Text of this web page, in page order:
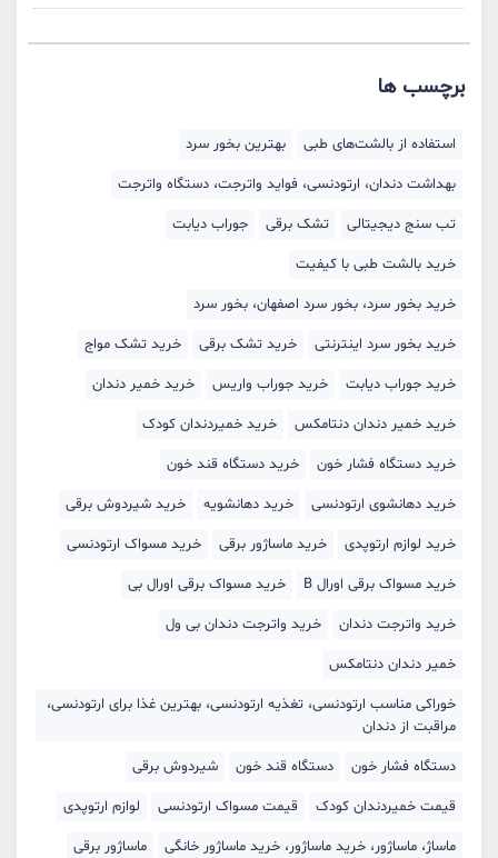
برچسب ها
استفاده از بالشت‌های طبی
بهترین بخور سرد
بهداشت دندان، ارتودنسی، فواید واترجت، دستگاه واترجت
تب سنج دیجیتالی
تشک برقی
جوراب دیابت
خرید بالشت‌ طبی با کیفیت
خرید بخور سرد، بخور سرد اصفهان، بخور سرد
خرید بخور سرد اینترنتی
خرید تشک برقی
خرید تشک مواج
خرید جوراب دیابت
خرید جوراب واریس
خرید خمیر دندان
خرید خمیر دندان دنتامکس
خرید خمیردندان کودک
خرید دستگاه فشار خون
خرید دستگاه قند خون
خرید دهانشوی ارتودنسی
خرید دهانشویه
خرید شیردوش برقی
خرید لوازم ارتوپدی
خرید ماساژور برقی
خرید مسواک ارتودنسی
خرید مسواک برقی اورال B
خرید مسواک برقی اورال بی
خرید واترجت دندان
خرید واترجت دندان بی ول
خمیر دندان دنتامکس
خوراکی مناسب ارتودنسی، تغذیه ارتودنسی، بهترین غذا برای ارتودنسی،
مراقبت از دندان
دستگاه فشار خون
دستگاه قند خون
شیردوش برقی
قیمت خمیردندان کودک
قیمت مسواک ارتودنسی
لوازم ارتوپدی
ماساژ، ماساژور، خرید ماساژور، خرید ماساژور خانگی
ماساژور برقی